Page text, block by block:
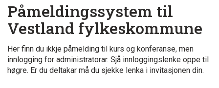
Påmeldingssystem til
Vestland fylkeskommune
Her finn du ikkje påmelding til kurs og konferanse, men
innlogging for administratorar. Sjå innloggingslenke oppe til
høgre. Er du deltakar må du sjekke lenka i invitasjonen din.